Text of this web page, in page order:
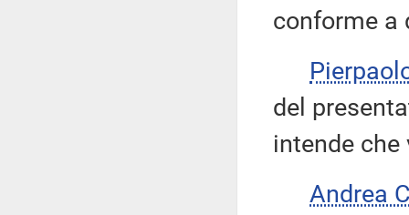
conforme a
del
intende
Andrea